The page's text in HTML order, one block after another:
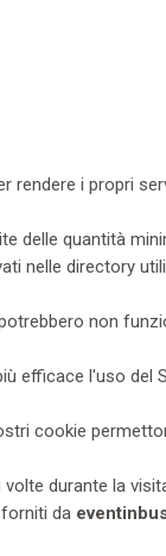
rendere i propri
delle quantità
nelle directory
non
efficace l'uso del
cookie
durante la
da